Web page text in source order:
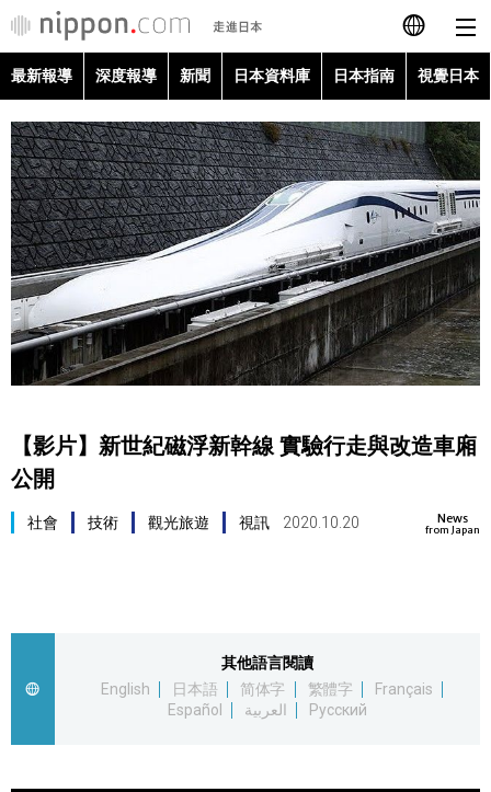
日本語
English
简体字
Français
Español
العربية
最新報導
深度報導
新聞
日本指南
視覺日本
official SNS
最新報導 深度報導 新聞 日本資料庫 日本指南 視覺日本
【影片】新世紀磁浮新幹線 實驗行走與改造車廂
公開
News
from Japan
社會 技術 觀光旅遊 視訊 2020.10.20
其他語言閱讀
English
日本語 简体字 繁體字
Français
Español
العربية Русский